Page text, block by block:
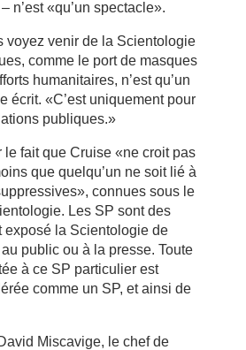
n’est «qu’un spectacle».
voyez venir de la Scientologie
comme le port de masques
humanitaires, n’est qu’un
écrit. «C’est uniquement pour
publiques.»
le fait que Cruise «ne croit pas
que quelqu’un ne soit lié à
connues sous le
Les SP sont des
exposé la Scientologie de
public ou à la presse. Toute
à ce SP particulier est
comme un SP, et ainsi de
Miscavige, le chef de